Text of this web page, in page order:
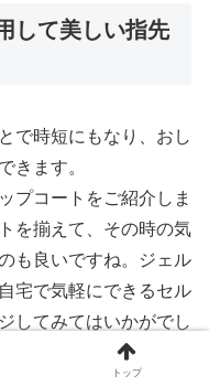
して美しい指先
で時短にもなり、おし
きます。
プコートをご紹介しま
を揃えて、その時の気
も良いですね。ジェル
宅で気軽にできるセル
してみてはいかがでし
トップ